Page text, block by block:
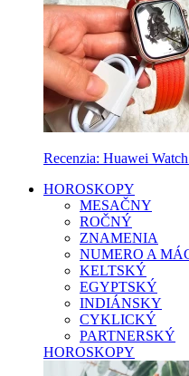
Recenzia: Huawei
HOROSKOPY
MESAČNY
ROČNÝ
ZNAMENIA
NUMERO A
KELTSKÝ
EGYPTSKÝ
INDIÁNSKY
CYKLICKÝ
PARTNERSKÝ
HOROSKOPY